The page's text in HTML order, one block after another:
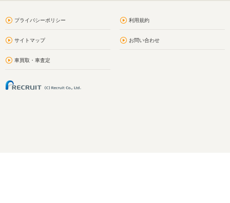
プライバシーポリシー 利用規約
サイトマップ お問い合わせ
車買取・車査定